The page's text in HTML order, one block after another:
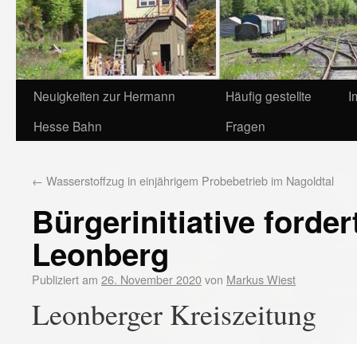
Neuigkeiten zur Hermann
Hesse Bahn
Häufig gestellte
Fragen
← Wasserstoffzug in einjährigem Probebetrieb im Nagoldtal
Bürgerinitiative
Leonberg
Publiziert am 26. November 2020von Markus Wiest
Leonberger Kreiszeitung